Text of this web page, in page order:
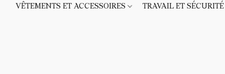
VÊTEMENTS ET ACCESSOIRES TRAVAIL ET